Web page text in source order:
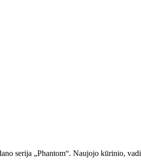
serija „Phantom“. Naujojo kūrinio,